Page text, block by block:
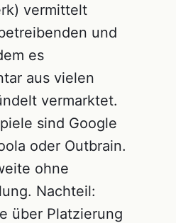
vermittelt
und
es
aus vielen
vermarktet.
sind Google
oder Outbrain.
ohne
Nachteil:
über Platzierung